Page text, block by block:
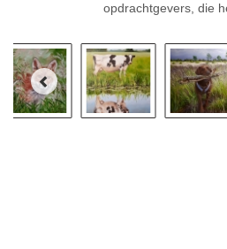
opdrachtgevers, die